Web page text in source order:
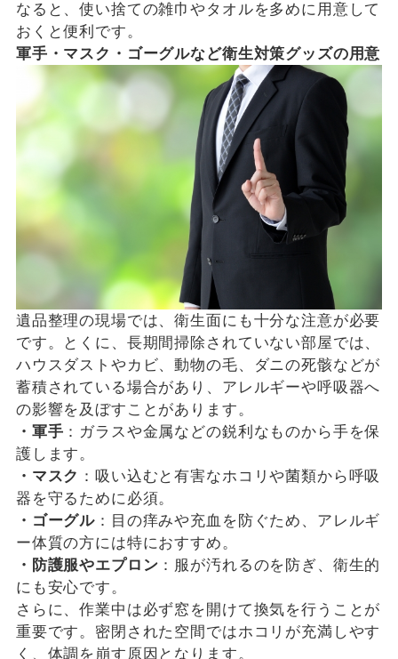
なると、使い捨ての雑巾やタオルを多めに用意して
おくと便利です。
軍手・マスク・ゴーグルなど衛生対策グッズの用意
遺品整理の現場では、衛生面にも十分な注意が必要
です。とくに、長期間掃除されていない部屋では、
ハウスダストやカビ、動物の毛、ダニの死骸などが
蓄積されている場合があり、アレルギーや呼吸器へ
の影響を及ぼすことがあります。
・軍手 ：ガラスや金属などの鋭利なものから手を保
護します。
・マスク ：吸い込むと有害なホコリや菌類から呼吸
器を守るために必須。
・ゴーグル ：目の痒みや充血を防ぐため、アレルギ
ー体質の方には特におすすめ。
・防護服やエプロン ：服が汚れるのを防ぎ、衛生的
にも安心です。
さらに、作業中は必ず窓を開けて換気を行うことが
重要です。密閉された空間ではホコリが充満しやす
く、体調を崩す原因となります。